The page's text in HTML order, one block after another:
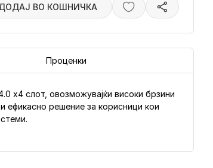
ВО КОШНИЧКА
Проценки
x4 слот, овозможувајќи високи брзини
ефикасно решение за корисници кои